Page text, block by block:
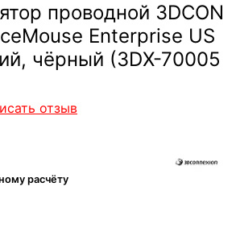
проводной 3DCON
Enterprise US
чёрный (3DX-70005
отзыв
расчёту